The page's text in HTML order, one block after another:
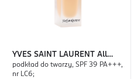
YVES SAINT LAURENT
All
Hours
podkład do twarzy, SPF 39 PA+++,
nr LC6;